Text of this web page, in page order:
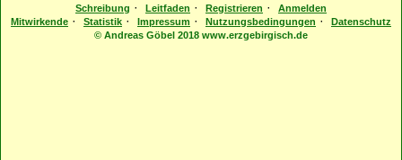
Schreibung · Leitfaden · Registrieren ·
Anmelden
Mitwirkende · Statistik · Impressum · Nutzungsbedingungen ·
Datenschutz
© Andreas Göbel 2018 www.erzgebirgisch.de